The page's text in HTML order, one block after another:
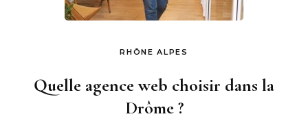
RHÔNE ALPES
Quelle agence web choisir dans la
Drôme ?